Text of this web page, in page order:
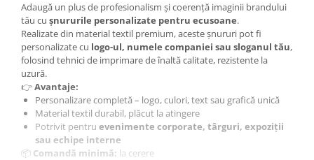
Adaugă un plus de profesionalism și coerență imaginii brandului
tău cu șnururile personalizate pentru ecusoane.
Realizate din material textil premium, aceste șnururi pot fi
personalizate cu logo-ul, numele companiei sau sloganul tău,
folosind tehnici de imprimare de înaltă calitate, rezistente la
uzură.
👉Avantaje:
Personalizare completă – logo, culori, text sau grafică unică
Material textil durabil, plăcut la atingere
Potrivit pentru evenimente corporate, târguri, expoziții
sau echipe interne
📦 Comandă minimă: la cerere